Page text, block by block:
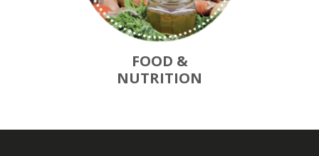
FOOD &
NUTRITION